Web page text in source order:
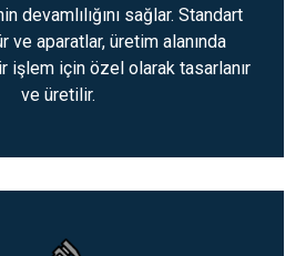
devamlılığını sağlar. Standart
ve aparatlar, üretim alanında
işlem için özel olarak tasarlanır
ve üretilir.